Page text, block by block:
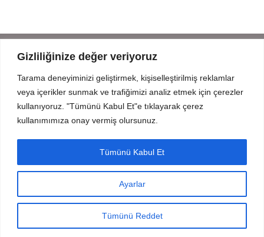
Gizliliğinize değer veriyoruz
Tarama deneyiminizi geliştirmek, kişiselleştirilmiş reklamlar
veya içerikler sunmak ve trafiğimizi analiz etmek için çerezler
kullanıyoruz. "Tümünü Kabul Et"e tıklayarak çerez
kullanımımıza onay vermiş olursunuz.
Ayarlar
Tümünü Reddet
Tümünü Kabul Et
Mahmut Şevket Paşa Cd. No 52 Beykoz Istanbul
+90 216 319 52 07
info@prodizayn.com.tr
© 2025 Tüm Hakları Saklıdır.InCreaWebtarafından oluşturuldu.
Referanslar
Ürünlerİletişim